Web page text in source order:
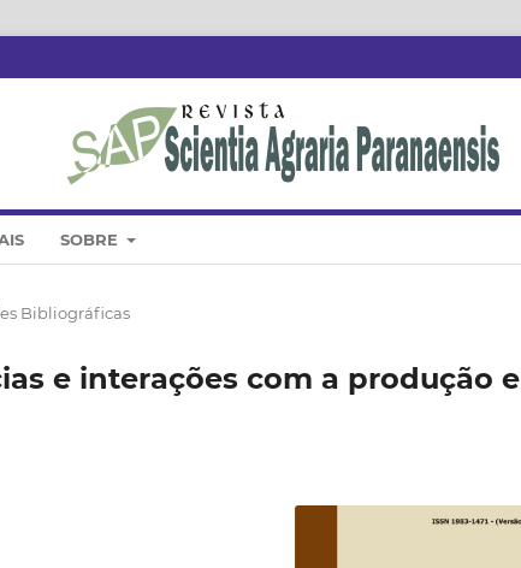
SOBRE
Bibliográficas
e interações com a produção e